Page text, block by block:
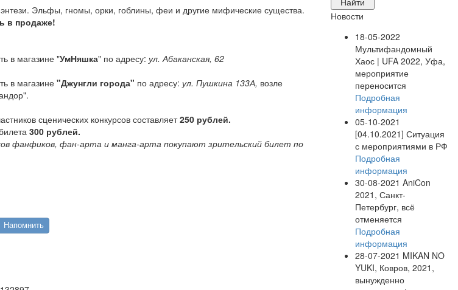
Эльфы, гномы, орки, гоблины, феи и другие мифические существа.
в продаже!
в магазине "УмНяшка" по адресу: ул. Абаканская, 62
в магазине "Джунгли города" по адресу: ул. Пушкина 133А, возле
сценических конкурсов составляет250 рублей.
300 рублей.
фанфиков, фан-арта и манга-арта покупают зрительский билет по
Напомнить
Новости
18-05-2022
Мультифандомный
Хаос | UFA 2022, Уфа,
мероприятие
переносится
Подробная
информация
05-10-2021
[04.10.2021] Ситуация
с мероприятиями в РФ
Подробная
информация
30-08-2021 AniCon
2021, Санкт-
Петербург, всё
отменяется
Подробная
информация
28-07-2021 MIKAN NO
YUKI, Ковров, 2021,
вынужденно